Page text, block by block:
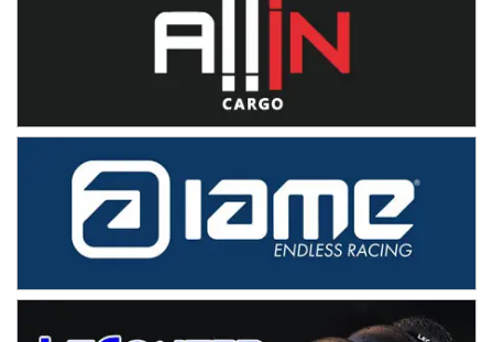
COBERTURA ESPECIAL DE E-KART.COM.AR
KDO - F6
Ciudad de Trenque Lauquen (Asfalto)
Trenque Lauquen (Buenos Aires)
ENTRERRIANO - F6 (POSTERGADA)
Villaguay (Entre Ríos)
VICTORIENSE - F7